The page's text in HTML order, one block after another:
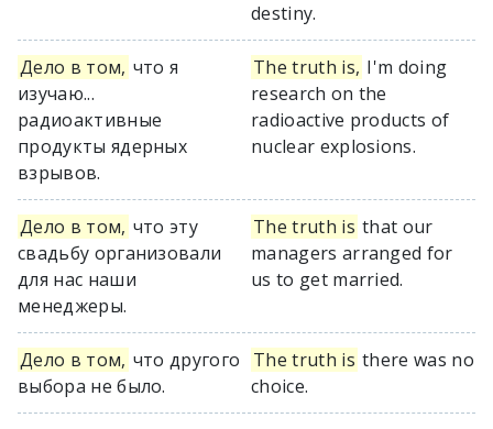
destiny.
Дело в том, что я
изучаю...
радиоактивные
продукты ядерных
взрывов.
The truth is, I'm doing
research on the
radioactive products of
nuclear explosions.
Дело в том, что эту
свадьбу организовали
для нас наши
менеджеры.
The truth is that our
managers arranged for
us to get married.
Дело в том, что другого
выбора не было.
The truth is there was no
choice.